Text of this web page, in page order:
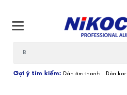
Gợi ý tìm kiếm: Dàn âm thanh Dàn